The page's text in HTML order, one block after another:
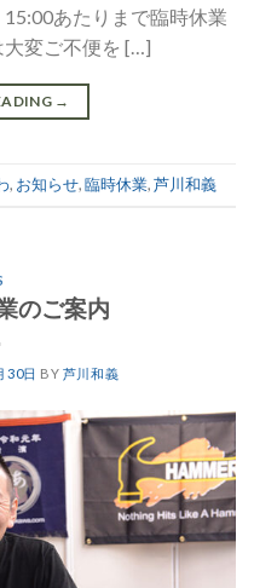
15:00あたりまで臨時休業
大変ご不便を […]
→
, お知らせ,臨時休業,芦川和義
のご案内
30日 BY 芦川和義